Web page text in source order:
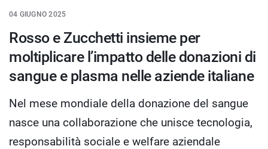
04 GIUGNO 2025
Rosso e Zucchetti insieme per
moltiplicare l’impatto delle donazioni di
sangue e plasma nelle aziende italiane
Nel mese mondiale della donazione del sangue
nasce una collaborazione che unisce tecnologia,
responsabilità sociale e welfare aziendale